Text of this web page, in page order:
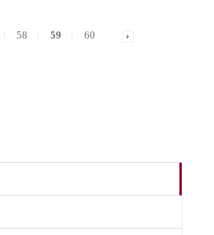
58 59 60